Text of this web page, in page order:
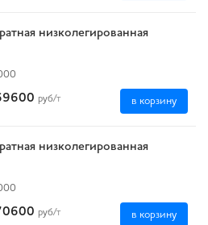
низколегированная
руб/т в корзину
низколегированная
руб/т в корзину